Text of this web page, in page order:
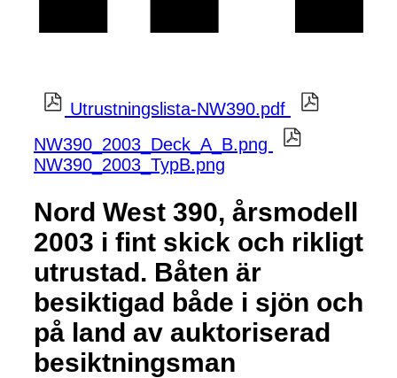
Utrustningslista-NW390.pdf
NW390_2003_Deck_A_B.png
NW390_2003_TypB.png
Nord West 390, årsmodell
2003 i fint skick och rikligt
utrustad. Båten är
besiktigad både i sjön och
på land av auktoriserad
besiktningsman